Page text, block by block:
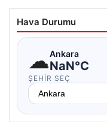
Hava Durumu
☁Ankara
NaN°C
ŞEHIR SEÇ